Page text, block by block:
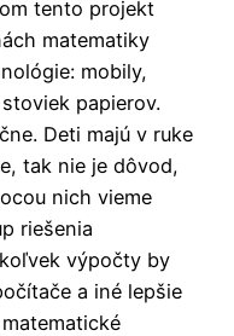
tento projekt
matematiky
mobily,
papierov.
Deti majú v ruke
tak nie je dôvod,
nich vieme
riešenia
výpočty by
a iné lepšie